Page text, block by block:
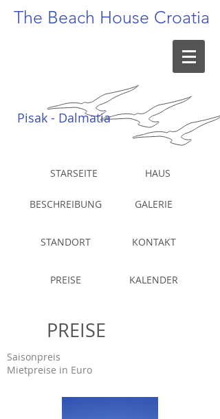
The Beach House Croatia
Pisak - Dalmatia
STARSEITE
BESCHREIBUNG
STANDORT
PREISE
HAUS
GALERIE
KONTAKT
KALENDER
PREISE
Saisonpreis
Mietpreise in Euro